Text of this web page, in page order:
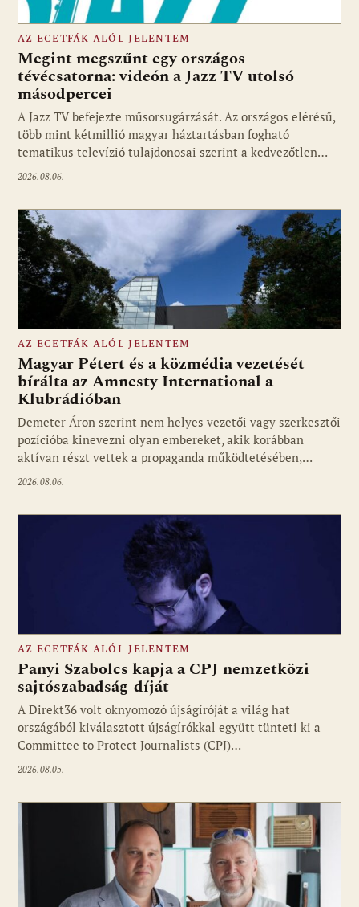
Fotó: media1.hu
AZ ECETFÁK ALÓL JELENTEM
Megint megszűnt egy országos
tévécsatorna: videón a Jazz TV utolsó
másodpercei
A Jazz TV befejezte műsorsugárzását. Az országos elérésű,
több mint kétmillió magyar háztartásban fogható
tematikus televízió tulajdonosai szerint a kedvezőtlen…
2026.08.06.
Fotó: media1.hu
AZ ECETFÁK ALÓL JELENTEM
Magyar Pétert és a közmédia vezetését
bírálta az Amnesty International a
Klubrádióban
Demeter Áron szerint nem helyes vezetői vagy szerkesztői
pozícióba kinevezni olyan embereket, akik korábban
aktívan részt vettek a propaganda működtetésében,…
2026.08.06.
Fotó: media1.hu
AZ ECETFÁK ALÓL JELENTEM
Panyi Szabolcs kapja a CPJ nemzetközi
sajtószabadság-díját
A Direkt36 volt oknyomozó újságíróját a világ hat
országából kiválasztott újságírókkal együtt tünteti ki a
Committee to Protect Journalists (CPJ)…
2026.08.05.